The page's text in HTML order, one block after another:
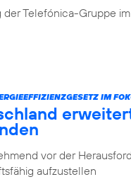
Telefónica-Gruppe
IM
vor der
aufzustellen